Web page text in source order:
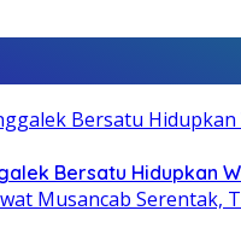
Bersatu Hidupkan